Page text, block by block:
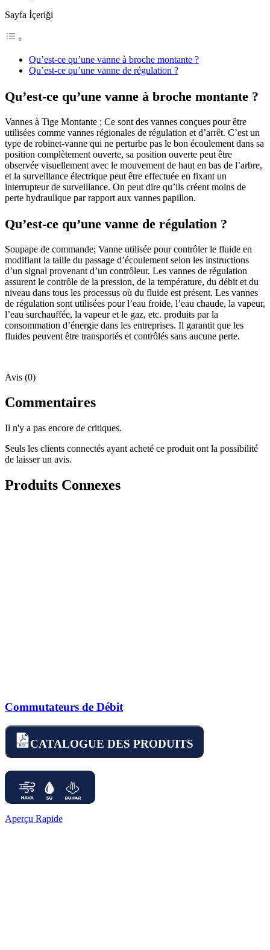
Sayfa İçeriği
Qu’est-ce qu’une vanne à broche montante ?
Qu’est-ce qu’une vanne de régulation ?
Qu’est-ce qu’une vanne à broche montante ?
Vannes à Tige Montante ; Ce sont des vannes conçues pour être
utilisées comme vannes régionales de régulation et d’arrêt. C’est un
type de robinet-vanne qui ne perturbe pas le bon écoulement dans sa
position complètement ouverte, sa position ouverte peut être
observée visuellement avec le mouvement de haut en bas de l’arbre,
et la surveillance électrique peut être effectuée en fixant un
interrupteur de surveillance. On peut dire qu’ils créent moins de
perte hydraulique par rapport aux vannes papillon.
Qu’est-ce qu’une vanne de régulation ?
Soupape de commande; Vanne utilisée pour contrôler le fluide en
modifiant la taille du passage d’écoulement selon les instructions
d’un signal provenant d’un contrôleur. Les vannes de régulation
assurent le contrôle de la pression, de la température, du débit et du
niveau dans tous les processus où du fluide est présent. Les vannes
de régulation sont utilisées pour l’eau froide, l’eau chaude, la vapeur,
l’eau surchauffée, la vapeur et le gaz, etc. produits par la
consommation d’énergie dans les entreprises. Il garantit que les
fluides peuvent être transportés et contrôlés sans aucune perte.
Avis (0)
Commentaires
Il n'y a pas encore de critiques.
Seuls les clients connectés ayant acheté ce produit ont la possibilité
de laisser un avis.
Produits Connexes
Commutateurs de Débit
CATALOGUE DES PRODUITS
Aperçu Rapide